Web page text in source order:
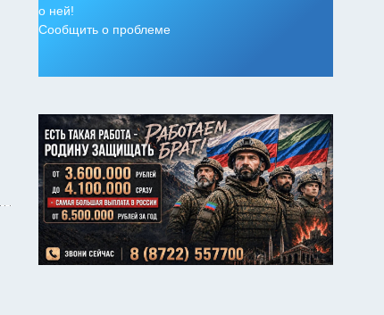
о ней!
Сообщить о проблеме